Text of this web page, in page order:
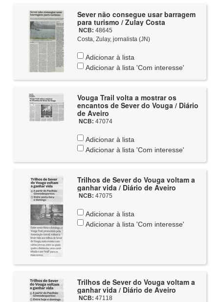
Sever não consegue usar barragem
para turismo / Zulay Costa
NCB: 48645
Costa, Zulay, jornalista (JN)
Adicionar à lista
Adicionar à lista 'Com interesse'
Vouga Trail volta a mostrar os
encantos de Sever do Vouga / Diário
de Aveiro
NCB: 47074
Adicionar à lista
Adicionar à lista 'Com interesse'
Trilhos de Sever do Vouga voltam a
ganhar vida / Diário de Aveiro
NCB: 47075
Adicionar à lista
Adicionar à lista 'Com interesse'
Trilhos de Sever do Vouga voltam a
ganhar vida / Diário de Aveiro
NCB: 47118